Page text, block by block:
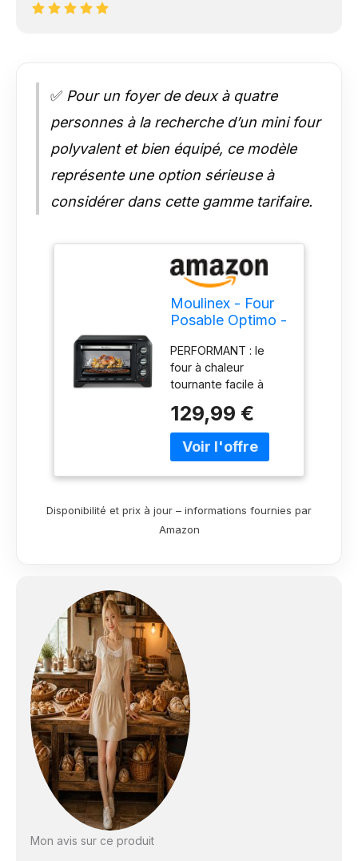
✅ Pour un foyer de deux à quatre
personnes à la recherche d’un mini four
polyvalent et bien équipé, ce modèle
représente une option sérieuse à
considérer dans cette gamme tarifaire.
Moulinex - Four
Posable Optimo -
- 33 L - Noir
PERFORMANT : le
four à chaleur
tournante facile à
RAPIDE ET
HOMOGENE : pour
des résultats
perfection en un rien
de temps. 6 MODES
décongélation.
FACILE À UTILISER :
Four posable avec 3
boutons simples pour
un contrôle précis de
la température
jusqu'à 240°C et une
minuterie simple de
120 min.
REPARABILITE 15 ANS
129,99 €
Disponibilité et prix à jour – informations fournies par
Amazon
Mon avis sur ce produit